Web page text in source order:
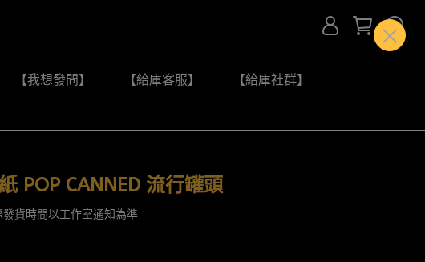
【我想發問】 【給庫客服】 【給庫社群】
POP CANNED 流行罐頭
貨時間以工作室通知為準